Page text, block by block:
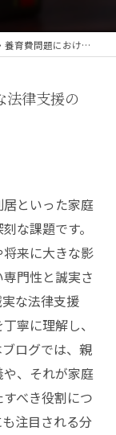
問題における誠実な法律支援の重要性
法律支援の
といった家庭
な課題です。
来に大きな影
門性と誠実さ
な法律支援
寧に理解し、
ログでは、親
、それが家庭
べき役割につ
注目される分